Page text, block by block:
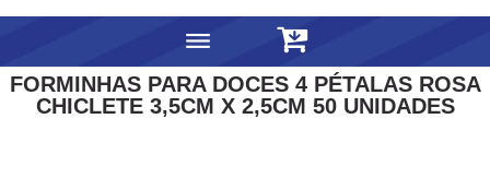
FORMINHAS PARA DOCES 4 PÉTALAS ROSA
CHICLETE 3,5CM X 2,5CM 50 UNIDADES